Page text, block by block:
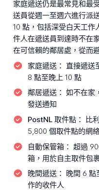
家庭遞送仍是最常見和最
送員從週一至週六進行派
10 點，包括深受白天工作
件人在遞送員到達時不在
在可信賴的鄰居處，從而
家庭遞送： 直接遞送
8 點至晚上 10 點
鄰居遞送： 如不在家
發送通知
PostNL 取件點： 比
5,800 個取件點的網
自動保管箱： 超過
箱，用於自主取件包
晚間遞送： 晚間 6 點
作的收件人